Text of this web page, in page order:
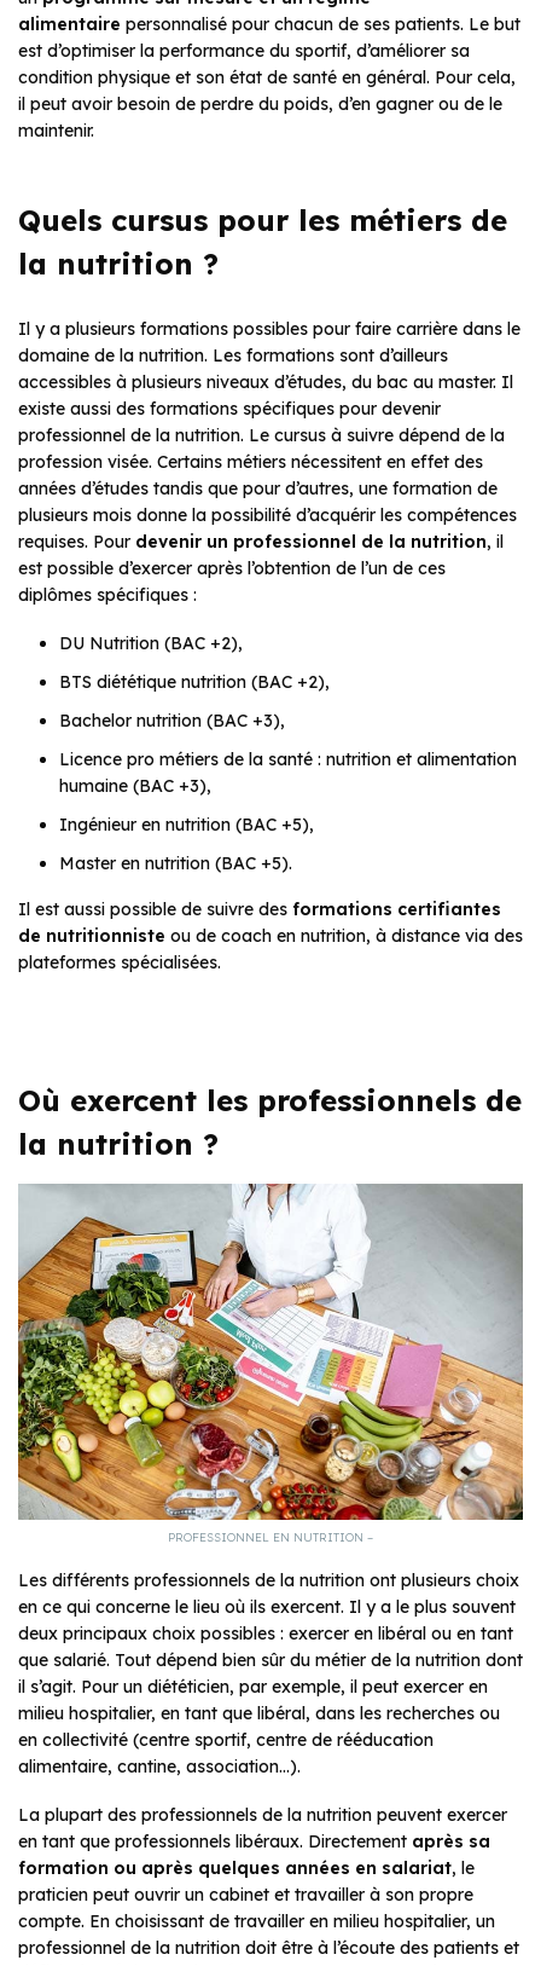
alimentaire personnalisé pour chacun de ses patients. Le but
est d’optimiser la performance du sportif, d’améliorer sa
condition physique et son état de santé en général. Pour cela,
il peut avoir besoin de perdre du poids, d’en gagner ou de le
maintenir.
Quels cursus pour les métiers de
la nutrition ?
Il y a plusieurs formations possibles pour faire carrière dans le
domaine de la nutrition. Les formations sont d’ailleurs
accessibles à plusieurs niveaux d’études, du bac au master. Il
existe aussi des formations spécifiques pour devenir
professionnel de la nutrition. Le cursus à suivre dépend de la
profession visée. Certains métiers nécessitent en effet des
années d’études tandis que pour d’autres, une formation de
plusieurs mois donne la possibilité d’acquérir les compétences
requises. Pour devenir un professionnel de la nutrition, il
est possible d’exercer après l’obtention de l’un de ces
diplômes spécifiques :
DU Nutrition (BAC +2),
BTS diététique nutrition (BAC +2),
Bachelor nutrition (BAC +3),
Licence pro métiers de la santé : nutrition et alimentation
humaine (BAC +3),
Ingénieur en nutrition (BAC +5),
Master en nutrition (BAC +5).
Il est aussi possible de suivre des formations certifiantes
de nutritionniste ou de coach en nutrition, à distance via des
plateformes spécialisées.
Où exercent les professionnels de
la nutrition ?
PROFESSIONNEL EN NUTRITION –
Les différents professionnels de la nutrition ont plusieurs choix
en ce qui concerne le lieu où ils exercent. Il y a le plus souvent
deux principaux choix possibles : exercer en libéral ou en tant
que salarié. Tout dépend bien sûr du métier de la nutrition dont
il s’agit. Pour un diététicien, par exemple, il peut exercer en
milieu hospitalier, en tant que libéral, dans les recherches ou
en collectivité (centre sportif, centre de rééducation
alimentaire, cantine, association…).
La plupart des professionnels de la nutrition peuvent exercer
en tant que professionnels libéraux. Directement après sa
formation ou après quelques années en salariat, le
praticien peut ouvrir un cabinet et travailler à son propre
compte. En choisissant de travailler en milieu hospitalier, un
professionnel de la nutrition doit être à l’écoute des patients et